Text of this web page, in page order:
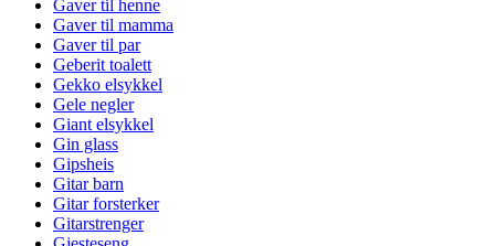
Gaver til henne
Gaver til mamma
Gaver til par
Geberit toalett
Gekko elsykkel
Gele negler
Giant elsykkel
Gin glass
Gipsheis
Gitar barn
Gitar forsterker
Gitarstrenger